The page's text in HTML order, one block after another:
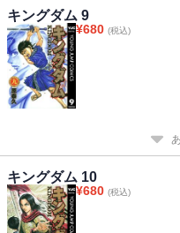
キングダム 9
¥680 (税込)
キングダム 10
¥680 (税込)